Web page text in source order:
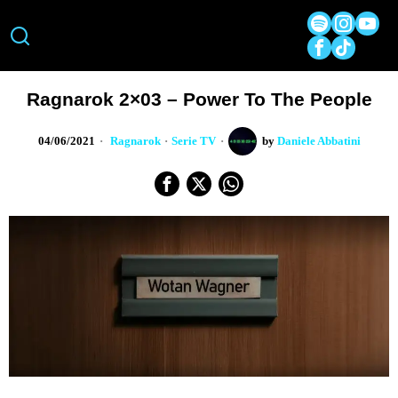
Ragnarok 2×03 – Power To The People
04/06/2021 Ragnarok · Serie TV by Daniele Abbatini